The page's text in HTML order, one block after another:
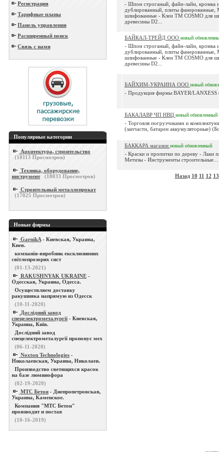
Регистрация
Тарифные планы
Панель управления
Расширенный поиск
Связь с нами
Популярные категории
Архитектура, строительство
(18113 Просмотров)
Техника, оборудование,
инструмент
(18033 Просмотров)
Строительный металлопрокат
(17025 Просмотров)
Новые фирмы
GarnikA - Киевская, Украина,
Киев.
компанія-виробник ексклюзивних
світлопрозорих сист
(01-13-2021)
RAKUSHNYAK UKRAINE -
Одесская, Украина, Одесса.
Осуществляем доставку
ракушняка напрямую из Одесск
(10-11-2020)
Дослідний завод
спецелектрометалургії - Киевская,
Украина, Київ.
Дослідний завод
спецелектрометалургії пропонує мех
(06-11-2020)
Noxton Technologies -
Николаевская, Украина, Николаев.
Производство светящихся красок
на базе люминофора
(02-19-2020)
МТС Бетон - Днепропетровская,
Украина, Каменское.
Компания "МТС Бетон"
производит и постав
(10-16-2019)
- Шпон строганый, файн-лайн, кромка
дублированный, плиты
шлифованные - Клеи ТМ COSMO для
древесины D2...
БАЙКАЛ-ТРЕЙД ООО новый
- Шпон строганый, файн-лайн, кромка
дублированный, плиты
шлифованные - Клеи ТМ COSMO для
древесины D2...
БАЙХИМ-УКРАИНА ООО новый
- Продукция фирмы BAYER/LANXESS
БАКАЛАВР ЧП НВЦ новый обновленный
- Торговля погрузчиками и
(запчасти, батареи аккумуляторные)
БАККАРА магазин новый обновленный
- Краски и пропитки по дереву - Лаки
Метизы - Инструменты строительные...
Назад 10 11 12 13